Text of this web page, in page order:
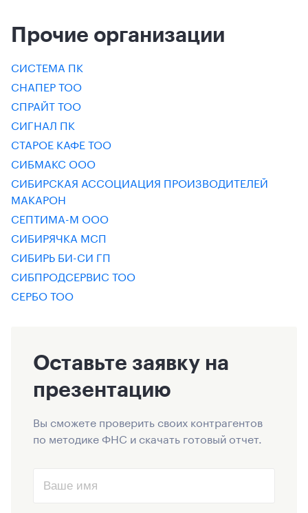
Прочие организации
СИСТЕМА ПК
СНАПЕР ТОО
СПРАЙТ ТОО
СИГНАЛ ПК
СТАРОЕ КАФЕ ТОО
СИБМАКС ООО
СИБИРСКАЯ АССОЦИАЦИЯ ПРОИЗВОДИТЕЛЕЙ
МАКАРОН
СЕПТИМА-М ООО
СИБИРЯЧКА МСП
СИБИРЬ БИ-СИ ГП
СИБПРОДСЕРВИС ТОО
СЕРБО ТОО
Оставьте заявку на
презентацию
Вы сможете проверить своих контрагентов
по методике ФНС и скачать готовый отчет.